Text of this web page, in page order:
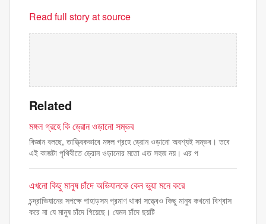
Read full story at source
Related
মঙ্গল গ্রহে কি ড্রোন ওড়ানো সম্ভব
বিজ্ঞান বলছে, তাত্ত্বিকভাবে মঙ্গল গ্রহে ড্রোন ওড়ানো অবশ্যই সম্ভব। তবে
এই কাজটা পৃথিবীতে ড্রোন ওড়ানোর মতো এত সহজ নয়। এর প
এখনো কিছু মানুষ চাঁদে অভিযানকে কেন ভুয়া মনে করে
চন্দ্রাভিযানের সপক্ষে পাহাড়সম প্রমাণ থাকা সত্ত্বেও কিছু মানুষ কখনো বিশ্বাস
করে না যে মানুষ চাঁদে গিয়েছে। যেমন চাঁদে ছয়টি